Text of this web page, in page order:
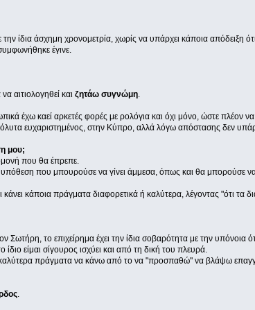
ίδια άσχημη χρονομετρία, χωρίς να υπάρχει κάποια απόδειξη
έγινε.
αιτιολογηθεί και ζητάω συγνώμη.
έχω καεί αρκετές φορές με ρολόγια και όχι μόνο, ώστε πλέον
ευχαριστημένος, στην Κύπρο, αλλά λόγω απόστασης δεν
μου;
που θα έπρεπε.
που μπουρούσε να γίνει άμμεσα, όπως και θα μπορούσε
κάποια πράγματα διαφορετικά ή καλύτερα, λέγοντας "ότι
το επιχείρημα έχει την ίδια σοβαρότητα με την υπόνοια
είμαι σίγουρος ισχύει και από τη δική του πλευρά.
πράγματα να κάνω από το να "προσπαθώ" να βλάψω
.